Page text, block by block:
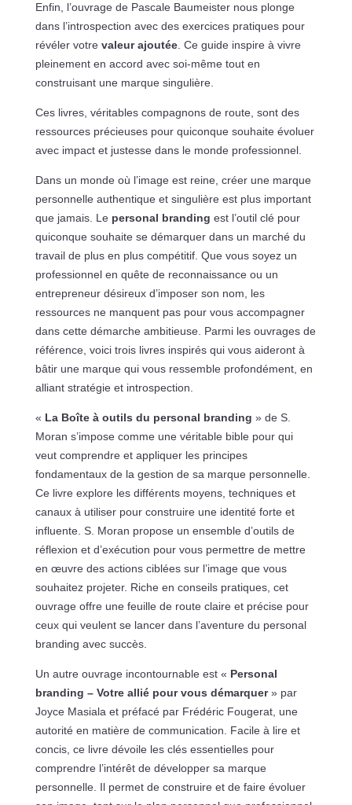
Enfin, l’ouvrage de Pascale Baumeister nous plonge
dans l’introspection avec des exercices pratiques pour
révéler votre valeur ajoutée. Ce guide inspire à vivre
pleinement en accord avec soi-même tout en
construisant une marque singulière.
Ces livres, véritables compagnons de route, sont des
ressources précieuses pour quiconque souhaite évoluer
avec impact et justesse dans le monde professionnel.
Dans un monde où l’image est reine, créer une marque
personnelle authentique et singulière est plus important
que jamais. Le personal branding est l’outil clé pour
quiconque souhaite se démarquer dans un marché du
travail de plus en plus compétitif. Que vous soyez un
professionnel en quête de reconnaissance ou un
entrepreneur désireux d’imposer son nom, les
ressources ne manquent pas pour vous accompagner
dans cette démarche ambitieuse. Parmi les ouvrages de
référence, voici trois livres inspirés qui vous aideront à
bâtir une marque qui vous ressemble profondément, en
alliant stratégie et introspection.
« La Boîte à outils du personal branding » de S.
Moran s’impose comme une véritable bible pour qui
veut comprendre et appliquer les principes
fondamentaux de la gestion de sa marque personnelle.
Ce livre explore les différents moyens, techniques et
canaux à utiliser pour construire une identité forte et
influente. S. Moran propose un ensemble d’outils de
réflexion et d’exécution pour vous permettre de mettre
en œuvre des actions ciblées sur l’image que vous
souhaitez projeter. Riche en conseils pratiques, cet
ouvrage offre une feuille de route claire et précise pour
ceux qui veulent se lancer dans l’aventure du personal
branding avec succès.
Un autre ouvrage incontournable est « Personal
branding – Votre allié pour vous démarquer» par
Joyce Masiala et préfacé par Frédéric Fougerat, une
autorité en matière de communication. Facile à lire et
concis, ce livre dévoile les clés essentielles pour
comprendre l’intérêt de développer sa marque
personnelle. Il permet de construire et de faire évoluer